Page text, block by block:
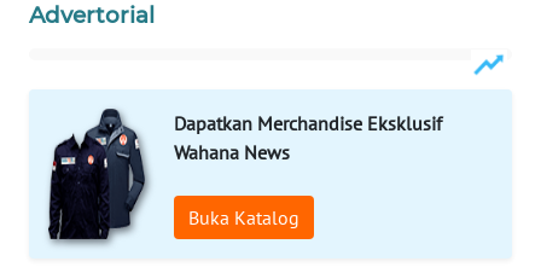
Advertorial
Dapatkan Merchandise Eksklusif
Wahana News
Buka Katalog
Wahana
KONSUMEN
LISTRIK
MASYARAKAT
KELISTRIKAN